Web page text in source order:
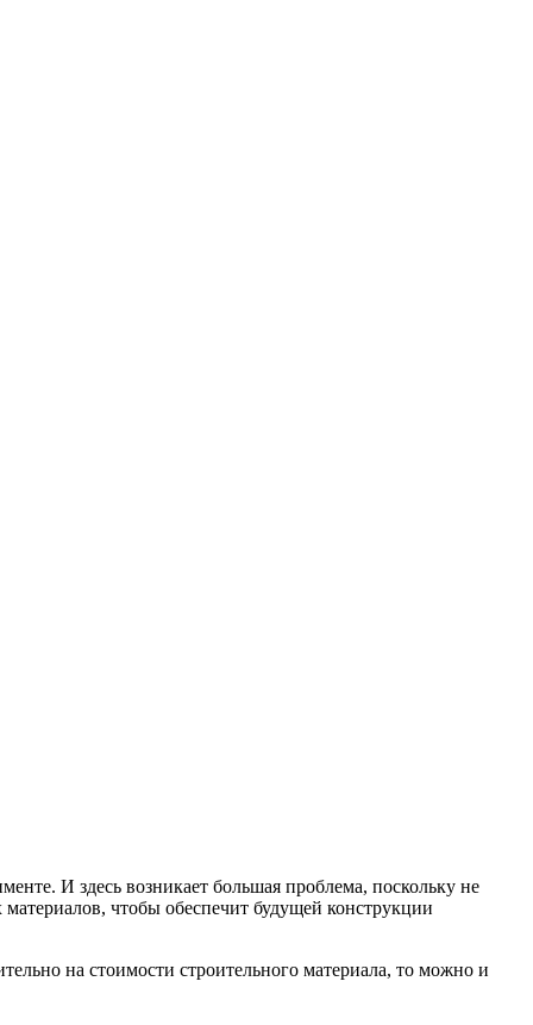
И здесь возникает большая проблема, поскольку не
чтобы обеспечит будущей конструкции
на стоимости строительного материала, то можно и